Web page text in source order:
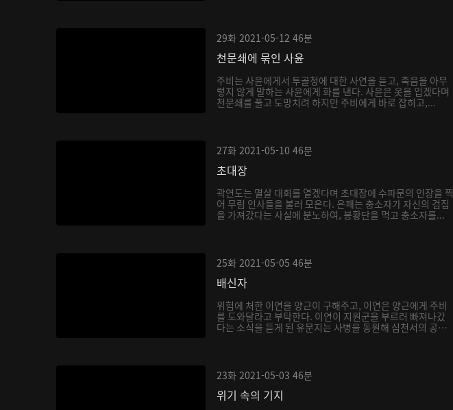
29화 2021-05-12 46분
천문쇄에 묶인 사윤
주비는 사윤에게서 투골청에 대한 사연을 듣고, 죽음을 아무
렇지 않게 말하는 사윤에게 화를 낸다. 사윤은 옷을 입겠다며
천문쇄를 풀고 도망치려 하지만 주비에게 바로 잡히고,...
27화 2021-05-10 46분
초대장
곽연도는 멸살 대회를 열겠다며 초대장에 수파문의 인장을 찍
어 무림 인사들을 불러 모은다. 은패는 충소자가 자신의 검집
을 가져갔다는 사실에 분노하여, 봉황단을 먹고 충소자를...
25화 2021-05-05 46분
배신자
위험에 처한 이연을 양근이 구해주고, 이연은 양근에게 주비
를 도와달라고 부탁한다. 이연이 지원군을 부르러 빠져나갔
다는 소식을 듣게 된 유문지는 사병을 동원해 심천서의 공
23화 2021-05-03 46분
위기 속의 기지